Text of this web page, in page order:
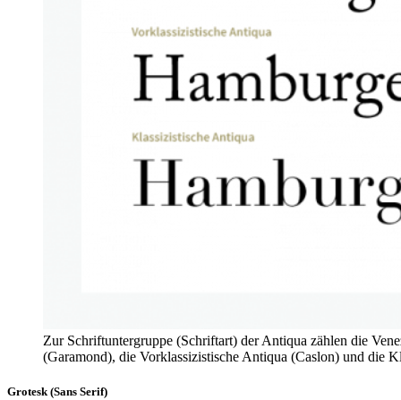
Zur Schriftuntergruppe (Schriftart) der Antiqua zählen die
(Garamond), die Vorklassizistische Antiqua (Caslon) und die
Grotesk (Sans Serif)